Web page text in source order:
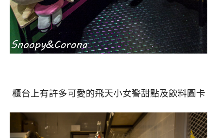
櫃台上有許多可愛的飛天小女警甜點及飲料圖卡